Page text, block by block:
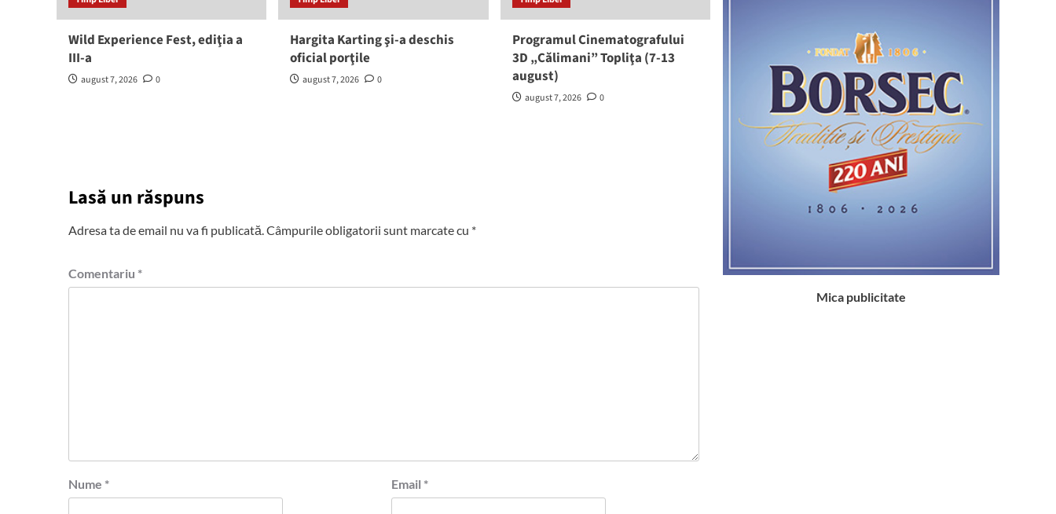
Wild Experience Fest, ediţia a
III-a
august 7, 2026 0
Hargita Karting şi-a deschis
oficial porţile
august 7, 2026 0
Programul Cinematografului
3D „Călimani” Topliţa (7-13
august)
august 7, 2026 0
Lasă un răspuns
Adresa ta de email nu va fi publicată.Câmpurile obligatorii sunt marcate cu *
Comentariu *
Nume * Email *
Mica publicitate